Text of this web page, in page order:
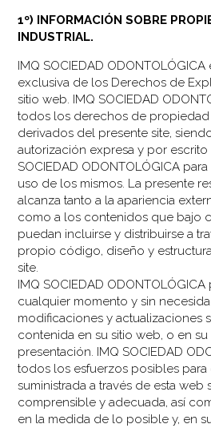
1º) INFORMACIÓN SOBRE
INDUSTRIAL.
IMQ SOCIEDAD
exclusiva de los Derechos de
sitio web. IMQ SOCIEDAD
todos los derechos de propiedad
derivados del presente site,
autorización expresa y por
SOCIEDAD ODONTOLÓGICA
uso de los mismos. La presente
alcanza tanto a la apariencia
como a los contenidos que bajo
puedan incluirse y distribuirse a
propio código, diseño y
site.
IMQ SOCIEDAD
cualquier momento y sin
modificaciones y actualizaciones
contenida en su sitio web, o en
presentación. IMQ SOCIEDAD
todos los esfuerzos posibles
suministrada a través de esta web
comprensible y adecuada, así
en la medida de lo posible y, en